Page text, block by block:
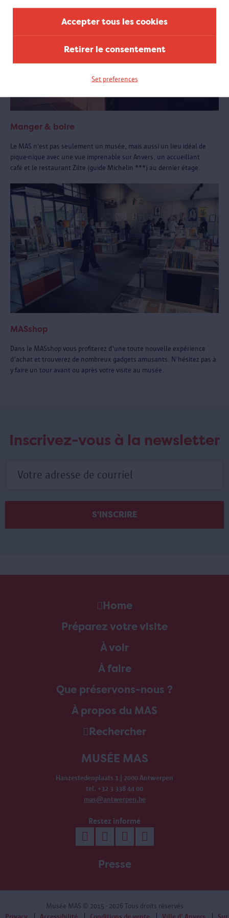
Accepter tous les cookies
Retirer le consentement
Set preferences
Manger & boire
Le MAS n’est pas seulement un musée, mais aussi un lieu idéal de
pique-nique avec une vue imprenable sur Anvers, un accueillant
café et le restaurant Zilte (guide Michelin ***) au dernier étage.
MASshop
Dans le MASshop vous profiterez d'une toute nouvelle expérience
d'achat et trouverez de nombreux gadgets amusants. N'hésitez pas à
y faire un tour avant ou après votre visite au musée.
Inscrivez-vous à la newsletter
Home
Préparez votre visite
À voir
À faire
Que préservons-nous ?
À propos du MAS
Rechercher
MUSÉE MAS
Hanzestedenplaats 1 | 2000 Antwerpen
tel. +32 3 338 44 00
mas@antwerpen.be
Restez informé
Presse
Musée MAS © 2015 - 2026 Tous droits réservés